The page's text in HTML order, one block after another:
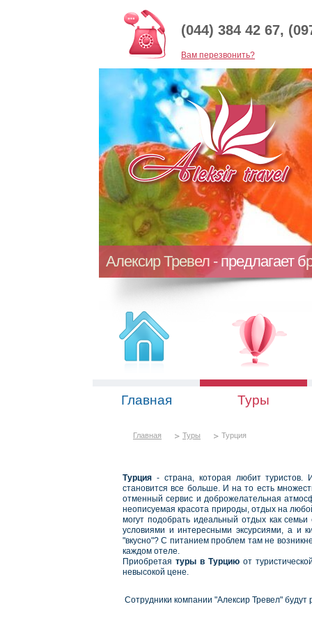
(044) 384 42 67,
Baм перезвонить?
Алексир Тревел - предлагает
Главная Туры
Главная Туры Турция
Турция - страна, которая любит туристов.
становится все больше. И на то есть
отменный сервис и доброжелательная
неописуемая красота природы, отдых на
могут подобрать идеальный отдых как
условиями и интересными эксурсиями, а и
"вкусно"? С питанием проблем там не
каждом отеле.
Приобретаятуры в Турцию от
невысокой цене.
Сотрудники компании "Алексир Тревел"